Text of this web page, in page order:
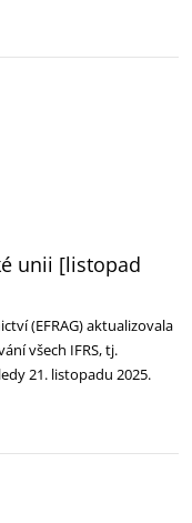
unii [listopad
(EFRAG) aktualizovala
všech IFRS, tj.
21. listopadu 2025.